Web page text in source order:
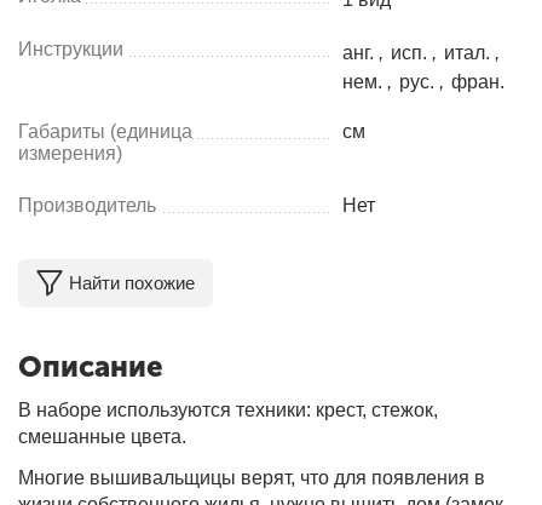
Инструкции анг. , исп. , итал. ,
нем. , рус. , фран.
Габариты (единица
измерения)
см
Производитель Нет
Найти похожие
Описание
В наборе используются техники: крест, стежок,
смешанные цвета.
Многие вышивальщицы верят, что для появления в